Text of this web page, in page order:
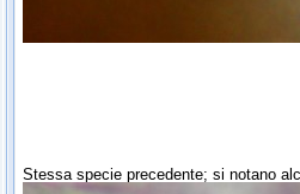
Stessa specie precedente; si notano